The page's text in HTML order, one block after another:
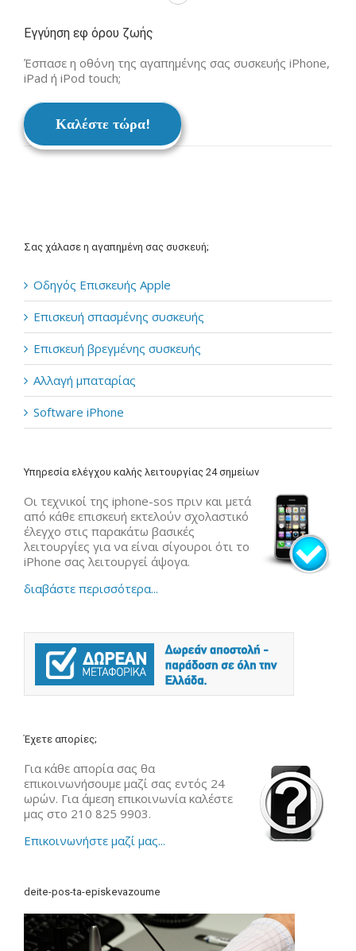
Εγγύηση εφ όρου ζωής
Έσπασε η οθόνη της αγαπημένης σας συσκευής iPhone,
iPad ή iPod touch;
Καλέστε τώρα!
Σας χάλασε η αγαπημένη σας συσκευή;
Οδηγός Επισκευής Apple
Επισκευή σπασμένης συσκευής
Επισκευή βρεγμένης συσκευής
Αλλαγή μπαταρίας
Software iPhone
Υπηρεσία ελέγχου καλής λειτουργίας 24 σημείων
Οι τεχνικοί της iphone-sos πριν και μετά
από κάθε επισκευή εκτελούν σχολαστικό
έλεγχο στις παρακάτω βασικές
λειτουργίες για να είναι σίγουροι ότι το
iPhone σας λειτουργεί άψογα.
διαβάστε περισσότερα...
Έχετε απορίες;
Για κάθε απορία σας θα
επικοινωνήσουμε μαζί σας εντός 24
ωρών. Για άμεση επικοινωνία καλέστε
μας στο 210 825 9903.
Επικοινωνήστε μαζί μας...
deite-pos-ta-episkevazoume